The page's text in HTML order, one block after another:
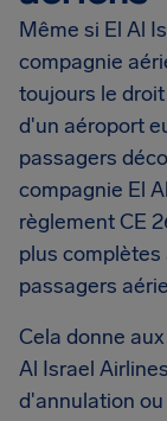
Même si El Al
compagnie
toujours le
d'un aéroport
passagers
compagnie El
règlement CE
plus
passagers
Cela donne
Al Israel
d'annulation